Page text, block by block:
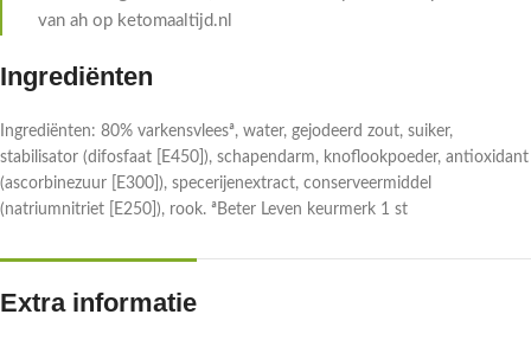
van ah op ketomaaltijd.nl
Ingrediënten
Ingrediënten: 80% varkensvleesª, water, gejodeerd zout, suiker,
stabilisator (difosfaat [E450]), schapendarm, knoflookpoeder, antioxidant
(ascorbinezuur [E300]), specerijenextract, conserveermiddel
(natriumnitriet [E250]), rook. ªBeter Leven keurmerk 1 st
Extra informatie